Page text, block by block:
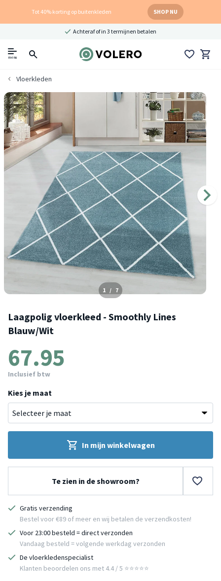
Tot 40% korting op buitenkleden SHOP NU
Achteraf of in 3 termijnen betalen
menu
Vloerkleden
1 / 7
Laagpolig vloerkleed - Smoothly Lines
Blauw/Wit
67.95
Inclusief btw
Kies je maat
In mijn winkelwagen
Te zien in de showroom?
Gratis verzending
Bestel voor €89 of meer en wij betalen de verzendkosten!
Voor 23:00 besteld = direct verzonden
Vandaag besteld = volgende werkdag verzonden
De vloerkledenspecialist
Klanten beoordelen ons met 4.4 / 5 ⭐⭐⭐⭐⭐